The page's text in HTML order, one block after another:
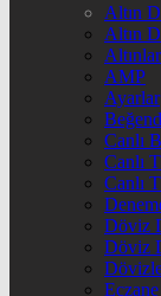
Altın
Altın
Altınlar
AMP
Ayarlar
Canlı
Canlı
Canlı
Döviz
Döviz
Eczane